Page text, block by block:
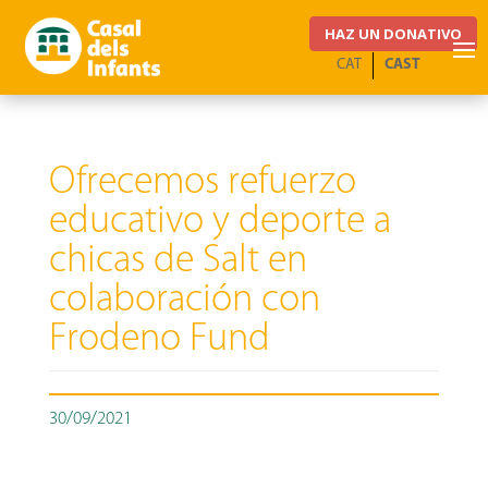
HAZ UN DONATIVO
CAST
CAT
Ofrecemos refuerzo
educativo y deporte a
chicas de Salt en
colaboración con
Frodeno Fund
30/09/2021